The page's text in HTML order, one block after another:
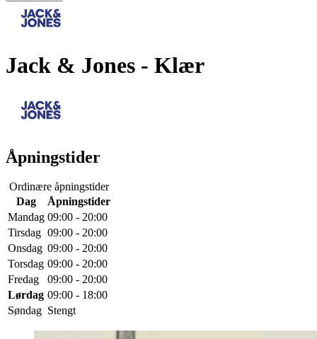
Jack & Jones - Klær
Åpningstider
Ordinære åpningstider
Dag
Åpningstider
Mandag 09:00 - 20:00
Tirsdag 09:00 - 20:00
Onsdag 09:00 - 20:00
Torsdag 09:00 - 20:00
Fredag
09:00 - 20:00
Lørdag 09:00 - 18:00
Søndag Stengt